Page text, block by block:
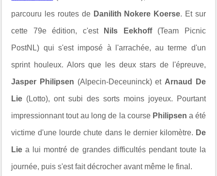
parcouru les routes de Danilith Nokere Koerse. Et sur
cette 79e édition, c'est Nils Eekhoff(Team Picnic
PostNL) qui s'est imposé à l'arrachée, au terme d'un
sprint houleux. Alors que les deux stars de l'épreuve,
Jasper Philipsen (Alpecin-Deceuninck) et Arnaud De
Lie (Lotto), ont subi des sorts moins joyeux. Pourtant
impressionnant tout au long de la course Philipsen a été
victime d'une lourde chute dans le dernier kilomètre. De
Lie a lui montré de grandes difficultés pendant toute la
journée, puis s'est fait décrocher avant même le final.